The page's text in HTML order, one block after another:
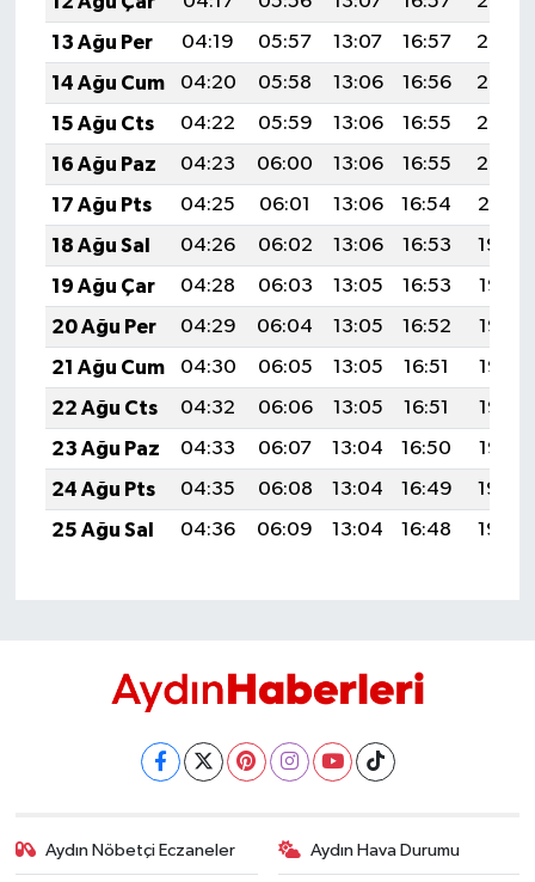
13 Ağu Per
04:19 05:57 13:07 16:57
20:06
14 Ağu Cum
04:20 05:58 13:06 16:56
20:05
15 Ağu Cts
04:22 05:59 13:06 16:55
20:03
16 Ağu Paz
04:23 06:00 13:06 16:55
20:02
17 Ağu Pts
04:25 06:01 13:06 16:54
20:01
18 Ağu Sal
04:26 06:02 13:06 16:53
19:59
19 Ağu Çar
04:28 06:03 13:05 16:53
19:58
20 Ağu Per
04:29 06:04 13:05 16:52
19:56
21 Ağu Cum
04:30 06:05 13:05 16:51
19:55
22 Ağu Cts
04:32 06:06 13:05 16:51
19:53
23 Ağu Paz
04:33 06:07 13:04 16:50
19:52
24 Ağu Pts
04:35 06:08 13:04 16:49
19:50
25 Ağu Sal
04:36 06:09 13:04 16:48 19:49
Aydın Nöbetçi Eczaneler Aydın Hava Durumu